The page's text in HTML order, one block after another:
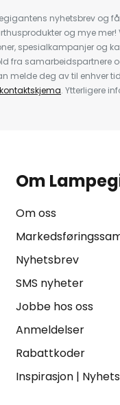
nyhetsbrev og
og mye
spesialkampanjer og
fra samarbeidspartnere
melde deg av til enhver
kontaktskjema. Ytterligere
Om
Om oss
Nyhetsbrev
SMS nyheter
Jobbe hos oss
Anmeldelser
Rabattkoder
Inspirasjon|